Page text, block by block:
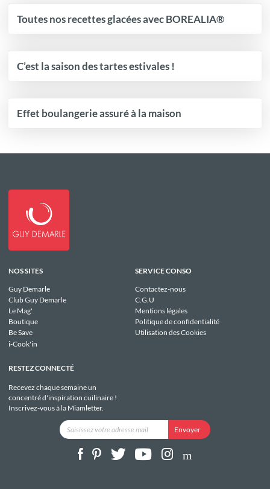
Toutes nos recettes glacées avec BOREALIA®
C’est la saison des tartes estivales !
Effet boulangerie assuré à la maison
NOS SITES
Guy Demarle
Club Guy Demarle
Le Mag'
Boutique
Be Save
i-Cook'in
SERVICE CONSO
Contactez-nous
C.G.U
Mentions légales
Politique de confidentialité
Utilisation des Cookies
RESTEZ CONNECTÉ
Recevez chaque semaine un
concentré d'inspiration cuilinaire !
Inscrivez-vous à la Miamletter.